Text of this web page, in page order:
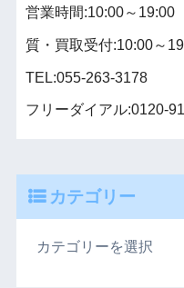
営業時間:10:00～19:00
質・買取受付:10:00～
TEL:055-263-3178
フリーダイアル:0120-
カテゴリー